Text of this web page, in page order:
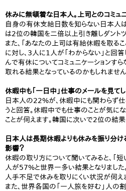
休みに無頓着な日本人。上司とのコミュ
自身の有休支給日数を知らない日本人
は2位の韓国を二倍以上引き離しダント
また、「あなたの上司は有給休暇を取る
に対し、3人に1人が「わからない」と回
んで有休についてコミュニケーションすら
取れる結果となっているのかもしれません
休暇中も「一日中」仕事のメールを見て
日本人の22%が、休暇中にも関わらず仕
うと回答。休暇中でも仕事のことが気に
ことが伺えます。韓国に次いで2位の結果
日本人は長期休暇よりも休みを振り分
影響？
休暇の取り方について聞いてみると、「
人が57%と世界一多い結果となりました
人手不足で休みを取りにくい状況が伺え
また、世界各国の「一人旅を好む」人の